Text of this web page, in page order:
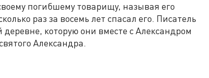
погибшему товарищу, называя его
раз за восемь лет спасал его. Писатель
которую они вместе с Александром
Александра.